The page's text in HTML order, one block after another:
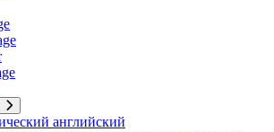
английский